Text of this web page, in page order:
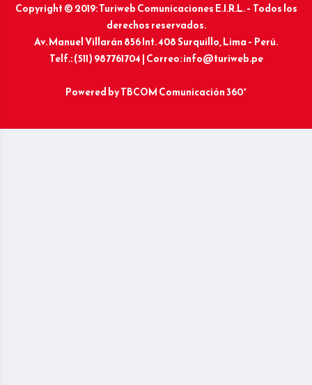
Copyright © 2019: Turiweb Comunicaciones E.I.R.L. – Todos los
derechos reservados.
Av. Manuel Villarán 856 Int. 408 Surquillo, Lima – Perú.
Telf.: (511) 987761704 | Correo: info@turiweb.pe
Powered byTBCOM Comunicación 360°